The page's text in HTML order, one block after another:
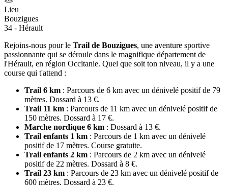
Lieu
Bouzigues
34 - Hérault
Rejoins-nous pour le Trail de Bouzigues, une aventure sportive
passionnante qui se déroule dans le magnifique département de
l'Hérault, en région Occitanie. Quel que soit ton niveau, il y a une
course qui t'attend :
Trail 6 km : Parcours de 6 km avec un dénivelé positif de 79
mètres. Dossard à 13 €.
Trail 11 km : Parcours de 11 km avec un dénivelé positif de
150 mètres. Dossard à 17 €.
Marche nordique 6 km : Dossard à 13 €.
Trail enfants 1 km : Parcours de 1 km avec un dénivelé
positif de 17 mètres. Course gratuite.
Trail enfants 2 km : Parcours de 2 km avec un dénivelé
positif de 22 mètres. Dossard à 8 €.
Trail 23 km : Parcours de 23 km avec un dénivelé positif de
600 mètres. Dossard à 23 €.